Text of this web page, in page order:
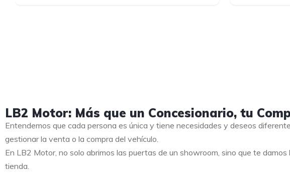
LB2 Motor: Más que un Concesionario, tu
Entendemos que cada persona es única y tiene necesidades y deseos
gestionar la venta o la compra del vehículo.
En LB2 Motor, no solo abrimos las puertas de un showroom, sino que te
tienda.